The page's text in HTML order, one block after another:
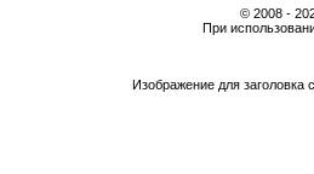
© 2008 -
При
Изображение для